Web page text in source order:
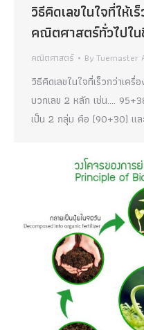
วิธีคิดเลขในใจที่ให้เ
คณิตศาสตร์ทั่วไปใน
คณิตศาสตร์ ByTuemaster
วิธีคิดเลขในใจที่เร็วกว่าเ
บวกเลข 2 หลัก เช่น….
เป็น 2 กลุ่ม คือ (90+30) แล